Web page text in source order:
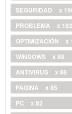
SEGURIDAD
x
PROBLEMA
x 182
OPTIMIZACIÓN
x
WINDOWS
x 88
ANTIVIRUS
x 86
PAGINA
x 85
PC
x 82